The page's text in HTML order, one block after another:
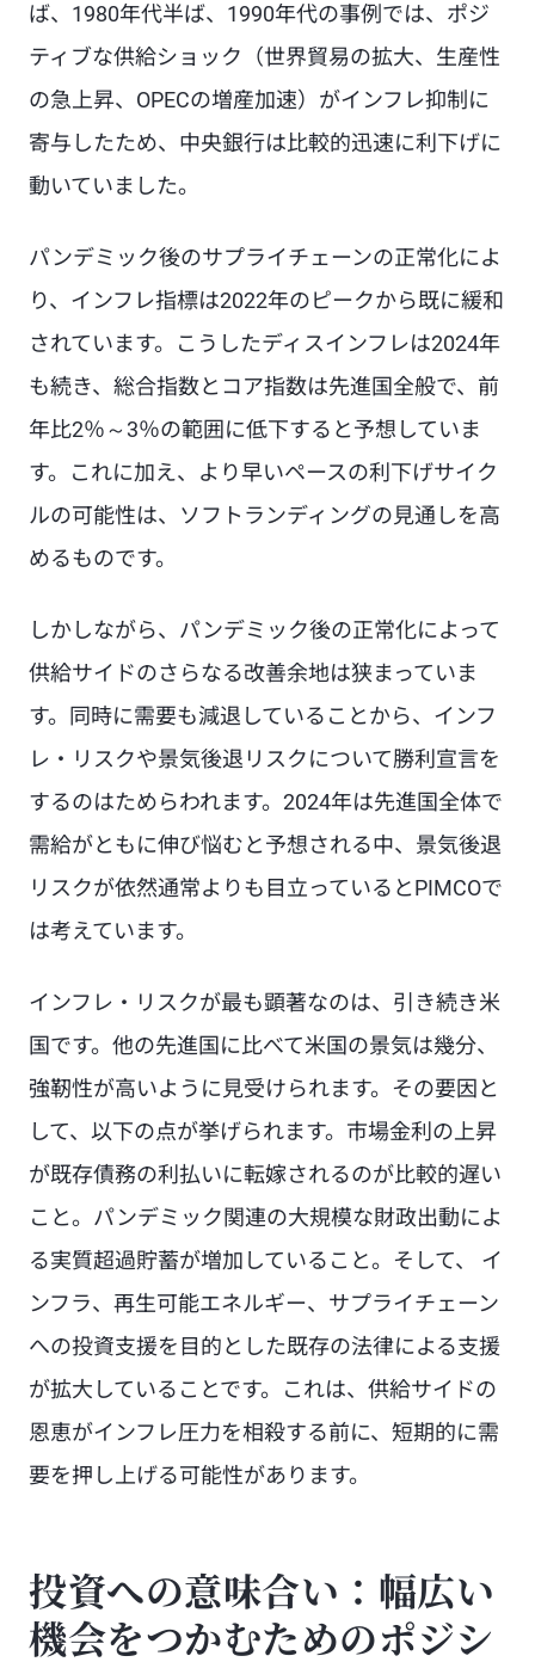
ば、1980年代半ば、1990年代の事例では、ポジ
ティブな供給ショック（世界貿易の拡大、生産性
の急上昇、OPECの増産加速）がインフレ抑制に
寄与したため、中央銀行は比較的迅速に利下げに
動いていました。
パンデミック後のサプライチェーンの正常化によ
り、インフレ指標は2022年のピークから既に緩和
されています。こうしたディスインフレは2024年
も続き、総合指数とコア指数は先進国全般で、前
年比2％～3％の範囲に低下すると予想していま
す。これに加え、より早いペースの利下げサイク
ルの可能性は、ソフトランディングの見通しを高
めるものです。
しかしながら、パンデミック後の正常化によって
供給サイドのさらなる改善余地は狭まっていま
す。同時に需要も減退していることから、インフ
レ・リスクや景気後退リスクについて勝利宣言を
するのはためらわれます。2024年は先進国全体で
需給がともに伸び悩むと予想される中、景気後退
リスクが依然通常よりも目立っているとPIMCOで
は考えています。
インフレ・リスクが最も顕著なのは、引き続き米
国です。他の先進国に比べて米国の景気は幾分、
強靭性が高いように見受けられます。その要因と
して、以下の点が挙げられます。市場金利の上昇
が既存債務の利払いに転嫁されるのが比較的遅い
こと。パンデミック関連の大規模な財政出動によ
る実質超過貯蓄が増加していること。そして、 イ
ンフラ、再生可能エネルギー、サプライチェーン
への投資支援を目的とした既存の法律による支援
が拡大していることです。これは、供給サイドの
恩恵がインフレ圧力を相殺する前に、短期的に需
要を押し上げる可能性があります。
投資への意味合い：幅広い
機会をつかむためのポジシ